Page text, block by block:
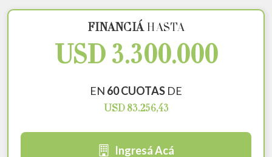
FINANCIÁHASTA
USD 3.300.000
EN 60 CUOTAS DE
USD 83.256,43
Ingresá Acá